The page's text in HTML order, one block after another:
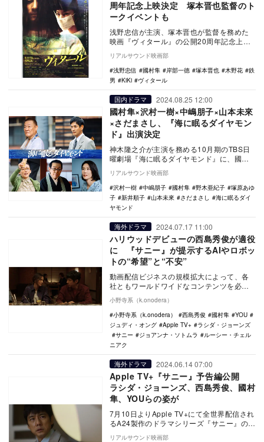
周年記念上映決定 塚本晋也監督のト
ークイベントも
浅野忠信が主演、塚本晋也が監督を務めた
映画『ヴィタール』の公開20周年記念上映
が決定した。 本作は、『鉄男』『東京フ
ィスト』…
リアルサウンド映画部
浅野忠信
國村隼 岸部一徳 塚本晋也 木野花
鉄
男
KiKi ヴィタール
国内ドラマ 2024.08.25 12:00
國村隼×沢村一樹×中嶋朋子×山本未來
×さだまさし、『海に眠るダイヤモン
ド』出演決定
神木隆之介が主演を務める10月期のTBS日
曜劇場『海に眠るダイヤモンド』に、國村
隼、沢村一樹、中嶋朋子、山本未來、さだ
まさしが出…
リアルサウンド映画部
沢村一樹
中嶋朋子 國村隼 野木亜紀子
塚原あゆ
子
新井順子 山本未來 さだまさし
海に眠るダイ
ヤモンド
海外ドラマ 2024.07.17 11:00
ハリウッドデビューの西島秀俊が適役
に 『サニー』が提示するAIやロボッ
トの“希望”と“不安”
動画配信ビジネスの規模拡大によって、各
社ともワールドワイドなコンテンツを必要
とする現在、日本のカルチャーにも大きな
注目が集まって…
小野寺系（k.onodera）
小野寺系（k.onodera）
西島秀俊 國村隼
YOU
ジュディ・オング
Apple TV+
ラシダ・ジョーンズ
サニー
ジョアンナ・ソトムラ
ルーシー・チェル
ニアク
海外ドラマ 2024.06.14 07:00
Apple TV+『サニー』予告編公開
ラシダ・ジョーンズ、西島秀俊、國村
隼、YOUらの姿が
7月10日よりApple TV+にて全世界配信され
るA24製作のドラマシリーズ『サニー』の予
告編が公開された。 本作は、日本…
リアルサウンド映画部